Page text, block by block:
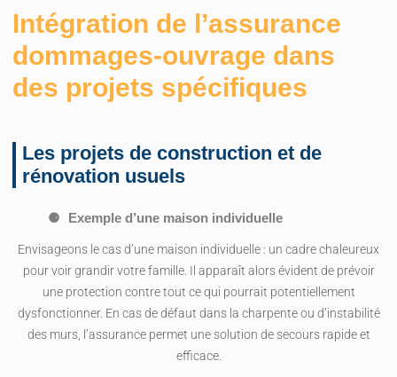
Intégration de l’assurance
dommages-ouvrage dans
des projets spécifiques
Les projets de construction et de
rénovation usuels
Exemple d’une maison individuelle
Envisageons le cas d’une maison individuelle : un cadre chaleureux
pour voir grandir votre famille. Il apparaît alors évident de prévoir
une protection contre tout ce qui pourrait potentiellement
dysfonctionner. En cas de défaut dans la charpente ou d’instabilité
des murs, l’assurance permet une solution de secours rapide et
efficace.